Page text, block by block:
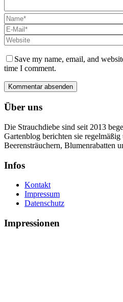
Save my name, email, and
time I comment.
Über uns
Die Strauchdiebe sind seit 2013
Gartenblog berichten sie
Beerensträuchern, Blumenrabatten
Infos
Kontakt
Impressum
Datenschutz
Impressionen